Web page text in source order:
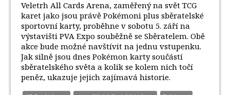
Veletrh All Cards Arena, zaměřený na svět TCG
karet jako jsou právě Pokémoni plus sběratelské
sportovní karty, proběhne v sobotu 5. září na
výstavišti PVA Expo souběžně se Sběratelem. Obě
akce bude možné navštívit na jednu vstupenku.
Jak silně jsou dnes Pokémon karty součástí
sběratelského světa a kolik se kolem nich točí
peněz, ukazuje jejich zajímavá historie.